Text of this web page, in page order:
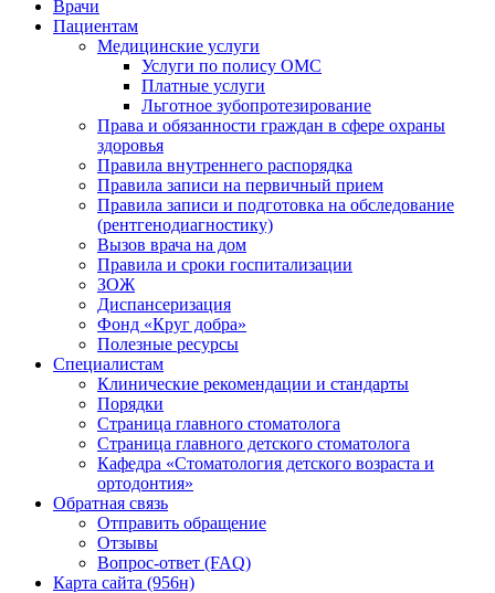
Врачи
Пациентам
Медицинские услуги
Услуги по полису ОМС
Платные услуги
Льготное зубопротезирование
Права и обязанности граждан в сфере охраны
здоровья
Правила внутреннего распорядка
Правила записи на первичный прием
Правила записи и подготовка на обследование
(рентгенодиагностику)
Вызов врача на дом
Правила и сроки госпитализации
ЗОЖ
Диспансеризация
Фонд «Круг добра»
Полезные ресурсы
Специалистам
Клинические рекомендации и стандарты
Порядки
Страница главного стоматолога
Страница главного детского стоматолога
Кафедра «Стоматология детского возраста и
ортодонтия»
Обратная связь
Отправить обращение
Отзывы
Вопрос-ответ (FAQ)
Карта сайта (956н)